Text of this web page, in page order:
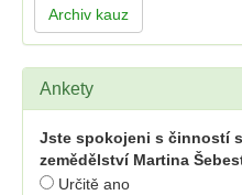
Archiv kauz
Ankety
Jste spokojeni s činností
zemědělství Martina
Určitě ano